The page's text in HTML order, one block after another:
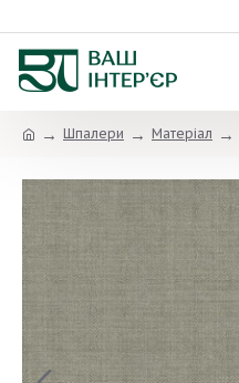
Шпалери Матеріал